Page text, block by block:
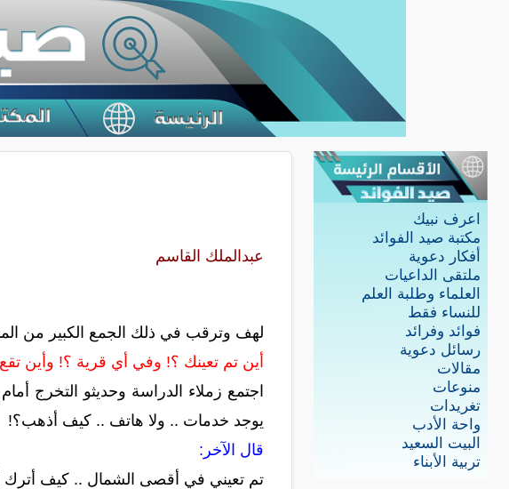
اعرف نبيك
مكتبة صيد الفوائد
أفكار دعوية
ملتقى الداعيات
العلماء وطلبة العلم
للنساء فقط
فوائد وفرائد
رسائل دعوية
مقالات
منوعات
تغريدات
واحة الأدب
البيت السعيد
تربية الأبناء
عبدالملك القاسم
لهف وترقب في ذلك الجمع الكبير من
أين تم تعينك ؟! وفي أي قرية ؟! وأين
اجتمع زملاء الدراسة وحديثو التخرج
يوجد خدمات .. ولا هاتف .. كيف أذهب؟!
قال الآخر:
تم تعيني في أقصى الشمال .. كيف أترك